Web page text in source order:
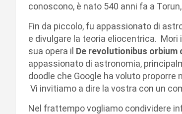
conoscono, è nato 540 anni fa a
Fin da piccolo, fu appassionato di
e divulgare la teoria eliocentrica. Mori
sua opera il De revolutionibus orbium
appassionato di astronomia,
doodle che Google ha voluto
Vi invitiamo a dire la vostra con un
Nel frattempo vogliamo condividere